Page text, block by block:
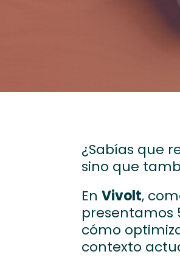
¿Sabías que
sino que
EnVivolt,
presentamos
cómo
contexto